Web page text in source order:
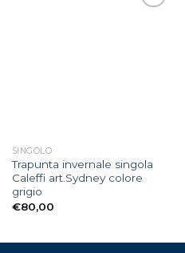
SINGOLO
Trapunta invernale singola
Caleffi art.Sydney colore
grigio
€80,00